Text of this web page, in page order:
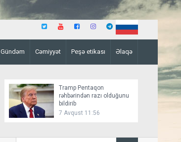
Gündəm Cəmiyyət Peşə etikası Əlaqə
Tramp Pentaqon
rəhbərindən razı olduğunu
bildirib
7 Avqust 11:56